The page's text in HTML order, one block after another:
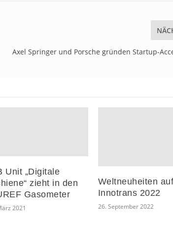
Axel Springer und Porsche gründen Startup-
Unit „Digitale
zieht in den
Gasometer
2021
Weltneuheiten
Innotrans 2022
26. September 2022